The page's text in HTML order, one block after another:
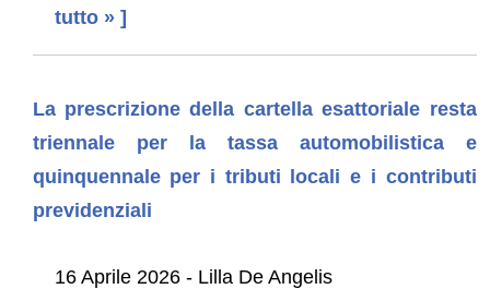
tutto » ]
La prescrizione della cartella esattoriale resta
triennale per la tassa automobilistica e
quinquennale per i tributi locali e i contributi
previdenziali
16 Aprile 2026 - Lilla De Angelis